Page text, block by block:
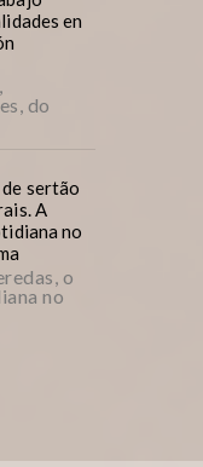
en
do
sertão
A
no
o
no